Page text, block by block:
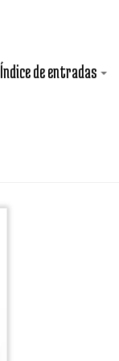
Índice de entradas